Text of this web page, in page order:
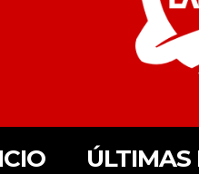
ÚLTIMAS